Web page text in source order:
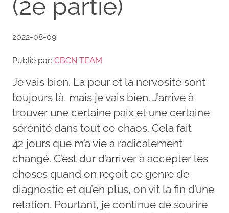
(2e partie)
2022-08-09
Publié par: CBCN TEAM
Je vais bien. La peur et la nervosité sont
toujours là, mais je vais bien. J’arrive à
trouver une certaine paix et une certaine
sérénité dans tout ce chaos. Cela fait
42 jours que m’a vie a radicalement
changé. C’est dur d’arriver à accepter les
choses quand on reçoit ce genre de
diagnostic et qu’en plus, on vit la fin d’une
relation. Pourtant, je continue de sourire